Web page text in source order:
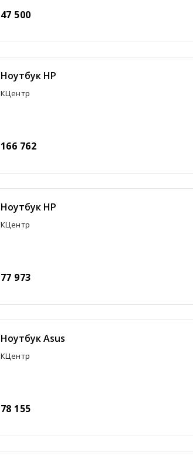
47 500
Ноутбук HP
КЦентр
166 762
Ноутбук HP
КЦентр
77 973
Ноутбук Asus
КЦентр
78 155